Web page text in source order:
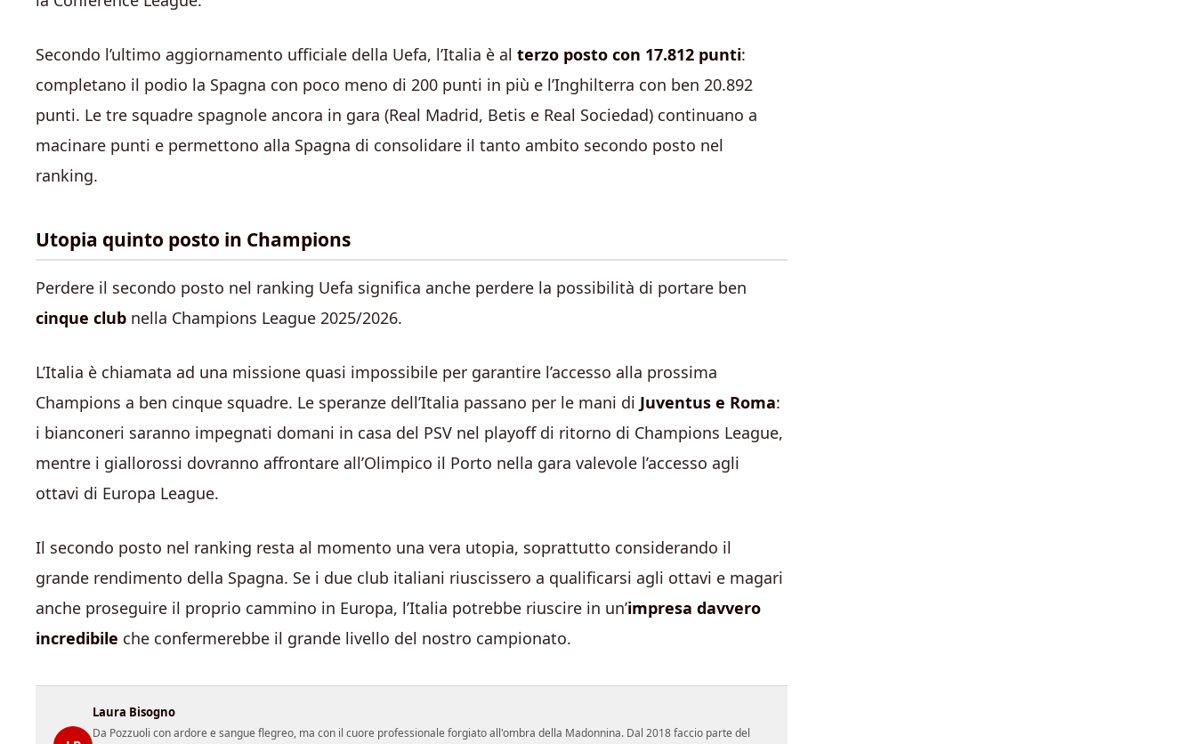
Secondo l’ultimo aggiornamento ufficiale della Uefa, l’Italia è al terzo posto con 17.812 punti:
completano il podio la Spagna con poco meno di 200 punti in più e l’Inghilterra con ben 20.892
punti. Le tre squadre spagnole ancora in gara (Real Madrid, Betis e Real Sociedad) continuano a
macinare punti e permettono alla Spagna di consolidare il tanto ambito secondo posto nel
ranking.
Utopia quinto posto in Champions
Perdere il secondo posto nel ranking Uefa significa anche perdere la possibilità di portare ben
cinque club nella Champions League 2025/2026.
L’Italia è chiamata ad una missione quasi impossibile per garantire l’accesso alla prossima
Champions a ben cinque squadre. Le speranze dell’Italia passano per le mani di Juventus e Roma:
i bianconeri saranno impegnati domani in casa del PSV nel playoff di ritorno di Champions League,
mentre i giallorossi dovranno affrontare all’Olimpico il Porto nella gara valevole l’accesso agli
ottavi di Europa League.
Il secondo posto nel ranking resta al momento una vera utopia, soprattutto considerando il
grande rendimento della Spagna. Se i due club italiani riuscissero a qualificarsi agli ottavi e magari
anche proseguire il proprio cammino in Europa, l’Italia potrebbe riuscire in un’impresa davvero
incredibile che confermerebbe il grande livello del nostro campionato.
Laura Bisogno
Da Pozzuoli con ardore e sangue flegreo, ma con il cuore professionale forgiato all'ombra della Madonnina. Dal 2018 faccio parte del